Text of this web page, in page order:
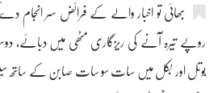
بھائی تو اخبار والے کے فرائض سر انجام دے
روپے تیرہ آنے کی ریزگاری مٹھی میں دبائے،
بوتل اور بکل میں سات سو سات صابن کے ساتھ